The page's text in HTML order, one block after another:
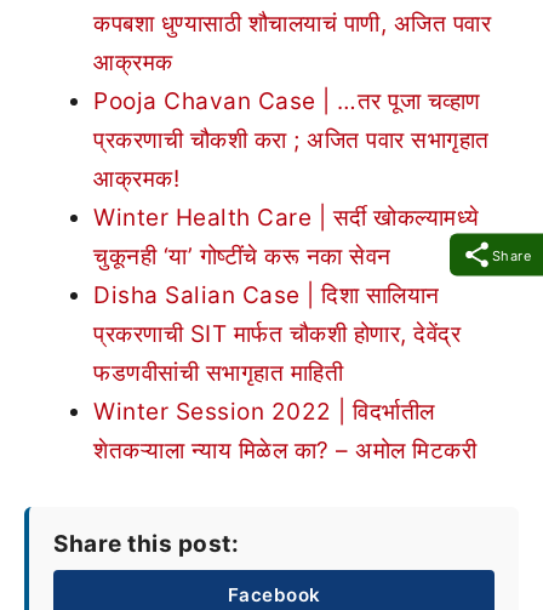
Share
कपबशा धुण्यासाठी शौचालयाचं पाणी, अजित पवार
आक्रमक
Pooja Chavan Case | …तर पूजा चव्हाण
प्रकरणाची चौकशी करा ; अजित पवार सभागृहात
आक्रमक!
Winter Health Care | सर्दी खोकल्यामध्ये
चुकूनही ‘या’ गोष्टींचे करू नका सेवन
Disha Salian Case | दिशा सालियान
प्रकरणाची SIT मार्फत चौकशी होणार, देवेंद्र
फडणवीसांची सभागृहात माहिती
Winter Session 2022 | विदर्भातील
शेतकऱ्याला न्याय मिळेल का? – अमोल मिटकरी
Share this post:
Facebook